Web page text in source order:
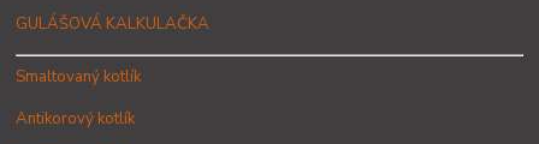
GULÁŠOVÁ KALKULAČKA
Smaltovaný kotlík
Antikorový kotlík